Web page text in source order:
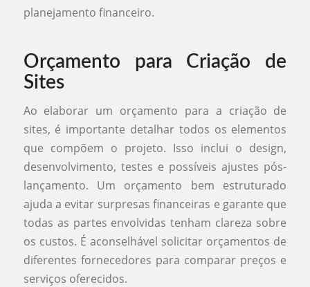
planejamento financeiro.
Orçamento para Criação de
Sites
Ao elaborar um orçamento para a criação de
sites, é importante detalhar todos os elementos
que compõem o projeto. Isso inclui o design,
desenvolvimento, testes e possíveis ajustes pós-
lançamento. Um orçamento bem estruturado
ajuda a evitar surpresas financeiras e garante que
todas as partes envolvidas tenham clareza sobre
os custos. É aconselhável solicitar orçamentos de
diferentes fornecedores para comparar preços e
serviços oferecidos.